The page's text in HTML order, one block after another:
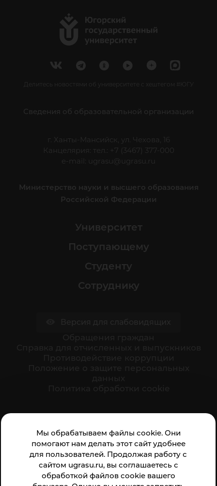
Мы обрабатываем файлы cookie. Они
помогают нам делать этот сайт удобнее
для пользователей. Продолжая работу с
сайтом ugrasu.ru, вы соглашаетесь с
обработкой файлов cookie вашего
Делитесь новостями об университете с хештегом #ЮГУ
Сведения об образовательной организации
г. Ханты-Мансийск, ул. Чехова, 16
Канцелярия: тел.: +7 (3467) 377-000
e-mail:
ugrasu@ugrasu.ru
Министерство науки и высшего образования
Российской Федерации
Университет
Поступающему
Студенту
Сотруднику
организации: